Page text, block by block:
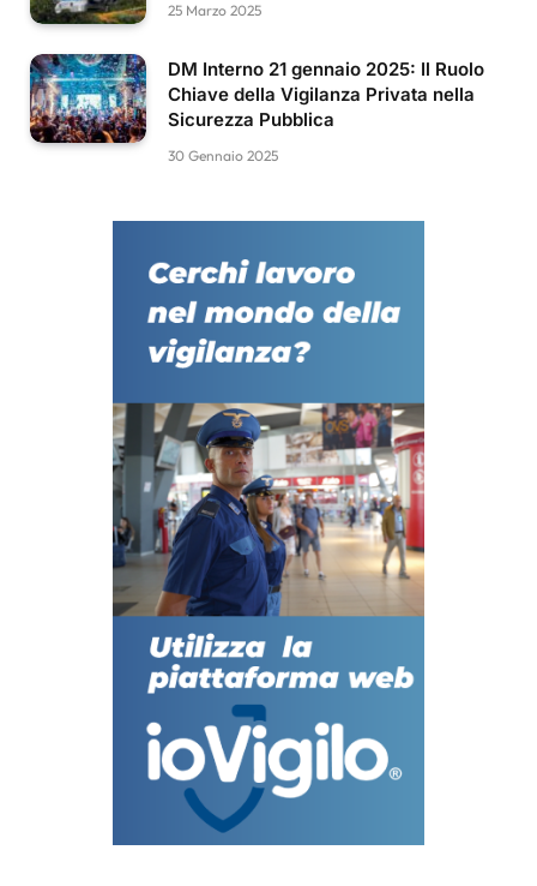
25 Marzo 2025
DM Interno 21 gennaio 2025: Il Ruolo
Chiave della Vigilanza Privata nella
Sicurezza Pubblica
30 Gennaio 2025